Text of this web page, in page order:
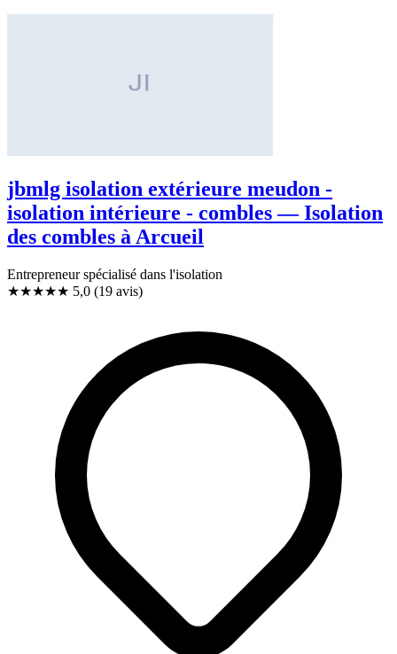
jbmlg isolation extérieure meudon -
isolation intérieure - combles — Isolation
des combles à Arcueil
Entrepreneur spécialisé dans l'isolation
★★★★★ 5,0 (19 avis)